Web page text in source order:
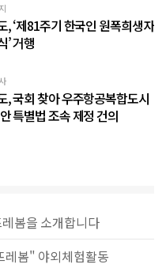
, ‘제81주기 한국인 원폭희생자
’ 거행
, 국회 찾아 우주항공복합도시
특별법 조속 제정 건의
봄을 소개합니다
레봄" 야외체험활동